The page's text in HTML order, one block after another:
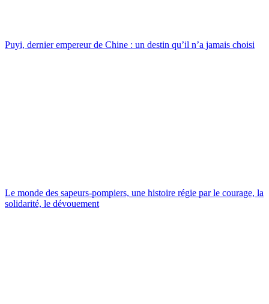
Puyi, dernier empereur de Chine : un destin qu’il n’a jamais choisi
Le monde des sapeurs-pompiers, une histoire régie par le courage, la
solidarité, le dévouement